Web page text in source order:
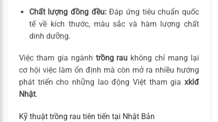
Chất lượng đồng đều:Đáp ứng tiêu chuẩn quốc
tế về kích thước, màu sắc và hàm lượng chất
dinh dưỡng.
Việc tham gia ngành trồng rau không chỉ mang lại
cơ hội việc làm ổn định mà còn mở ra nhiều hướng
phát triển cho những lao động Việt tham gia xklđ
Nhật.
Kỹ thuật trồng rau tiên tiến tại Nhật Bản